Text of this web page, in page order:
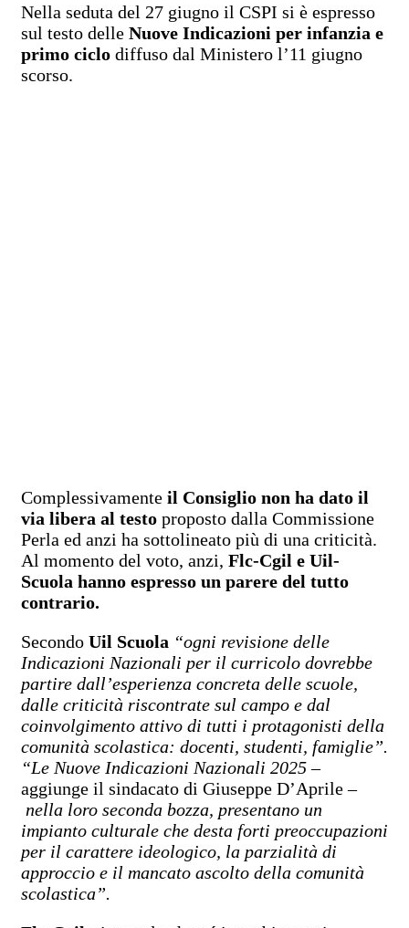
Nella seduta del 27 giugno il CSPI si è espresso
sul testo delle Nuove Indicazioni per infanzia e
primo ciclo diffuso dal Ministero l’11 giugno
scorso.
Complessivamente il Consiglio non ha dato il
via libera al testo proposto dalla Commissione
Perla ed anzi ha sottolineato più di una criticità.
Al momento del voto, anzi, Flc-Cgil e Uil-
Scuola hanno espresso un parere del tutto
contrario.
Secondo Uil Scuola “ogni revisione delle
Indicazioni Nazionali per il curricolo dovrebbe
partire dall’esperienza concreta delle scuole,
dalle criticità riscontrate sul campo e dal
coinvolgimento attivo di tutti i protagonisti della
comunità scolastica: docenti, studenti, famiglie”.
“Le Nuove Indicazioni Nazionali 2025 –
aggiunge il sindacato di Giuseppe D’Aprile –
nella loro seconda bozza, presentano un
impianto culturale che desta forti preoccupazioni
per il carattere ideologico, la parzialità di
approccio e il mancato ascolto della comunità
scolastica”.